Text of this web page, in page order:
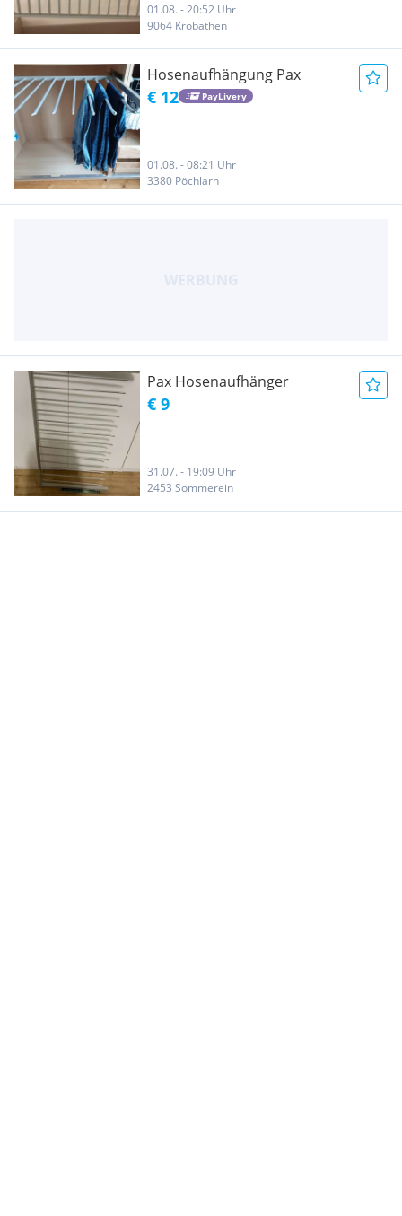
01.08. - 20:52 Uhr
9064 Krobathen
Hosenaufhängung Pax
€ 12 PayLivery
01.08. - 08:21 Uhr
3380 Pöchlarn
Pax Hosenaufhänger
€ 9
31.07. - 19:09 Uhr
2453 Sommerein